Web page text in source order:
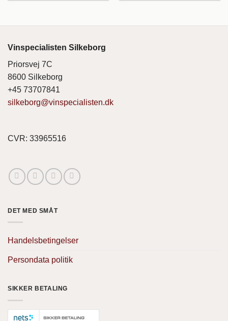
Vinspecialisten Silkeborg
Priorsvej 7C
8600 Silkeborg
+45 73707841
silkeborg@vinspecialisten.dk
CVR: 33965516
DET MED SMÅT
Handelsbetingelser
Persondata politik
SIKKER BETALING